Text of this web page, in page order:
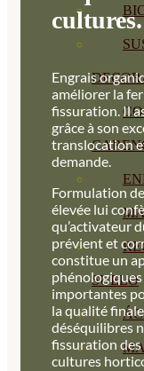
SUELO
cultures.
Engrais
améliorer la
fissuration. Il
grâce à son
translocation
demande.
Formulation
élevée lui
qu’activateur
prévient et
constitue un
importantes
la qualité
déséquilibres
fissuration
cultures